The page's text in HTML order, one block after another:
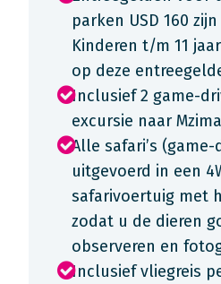
parken USD 160
Kinderen t/m 11
op deze
Inclusief 2 game-
excursie naar
Alle safari’s
uitgevoerd in een
safarivoertuig met
zodat u de dieren
observeren en
Inclusief vliegreis